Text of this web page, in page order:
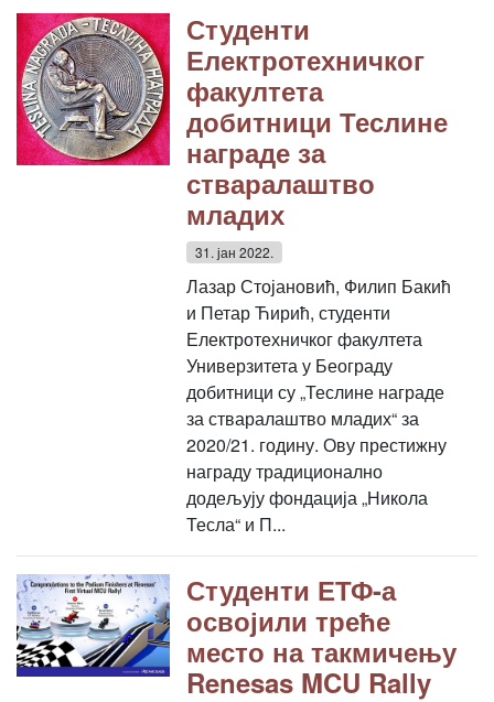
Студенти
Електротехничког
факултета
добитници Теслине
награде за
стваралаштво
младих
31. јан 2022.
Лазар Стојановић, Филип Бакић
и Петар Ћирић, студенти
Електротехничког факултета
Универзитета у Београду
добитници су „Теслине награде
за стваралаштво младих“ за
2020/21. годину. Ову престижну
награду традиционално
додељују фондација „Никола
Тесла“ и П...
Студенти ЕТФ-а
освојили треће
место на такмичењу
Renesas MCU Rally